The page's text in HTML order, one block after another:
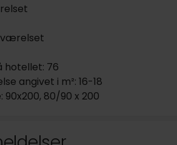
76
angivet i m²: 16-18
90x200, 80/90 x 200